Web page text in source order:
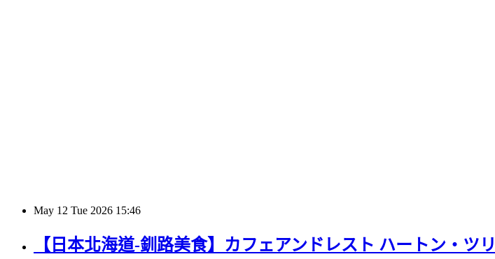
May 12 Tue 2026 15:46
【日本北海道-釧路美食】カフェアンドレスト ハートン・